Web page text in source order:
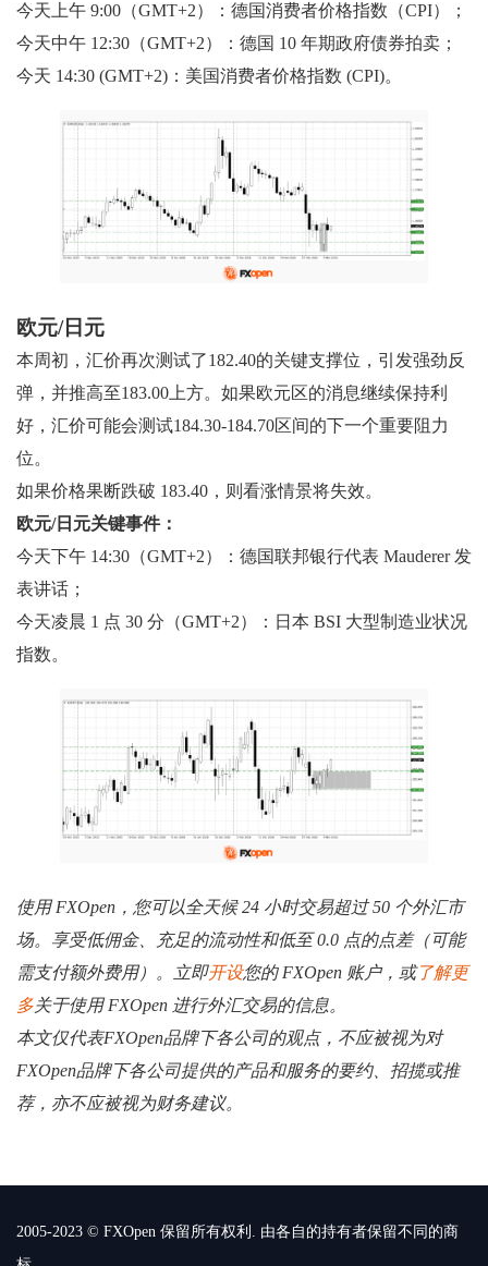
今天上午 9:00（GMT+2）：德国消费者价格指数（CPI）；
今天中午 12:30（GMT+2）：德国 10 年期政府债券拍卖；
今天 14:30 (GMT+2)：美国消费者价格指数 (CPI)。
欧元/日元
本周初，汇价再次测试了182.40的关键支撑位，引发强劲反
弹，并推高至183.00上方。如果欧元区的消息继续保持利
好，汇价可能会测试184.30-184.70区间的下一个重要阻力
位。
如果价格果断跌破 183.40，则看涨情景将失效。
欧元/日元关键事件：
今天下午 14:30（GMT+2）：德国联邦银行代表 Mauderer 发
表讲话；
今天凌晨 1 点 30 分（GMT+2）：日本 BSI 大型制造业状况
指数。
使用 FXOpen，您可以全天候 24 小时交易超过 50 个外汇市
场。享受低佣金、充足的流动性和低至 0.0 点的点差（可能
需支付额外费用）。立即开设您的 FXOpen 账户，或了解更
多关于使用 FXOpen 进行外汇交易的信息。
本文仅代表FXOpen品牌下各公司的观点，不应被视为对
FXOpen品牌下各公司提供的产品和服务的要约、招揽或推
荐，亦不应被视为财务建议。
2005-2023 © FXOpen 保留所有权利. 由各自的持有者保留不同的商